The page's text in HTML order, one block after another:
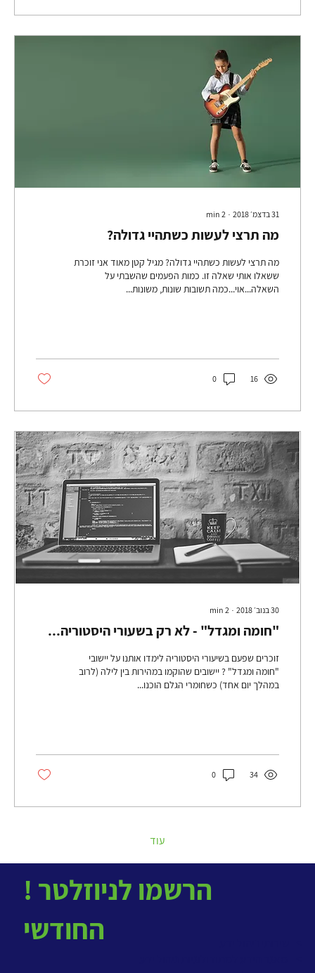
31 בדצמ׳ 2018 ∙
2
min
מה תרצי לעשות כשתהיי גדולה?
מה תרצי לעשות כשתהיי גדולה? מגיל קטן מאוד אני זוכרת
ששאלו אותי שאלה זו. כמות הפעמים שהשבתי על
השאלה...אוי...כמה תשובות שונות, משונות...
16
0
30 בנוב׳ 2018 ∙
2
min
"חומה ומגדל" - לא רק בשעורי היסטוריה...
זוכרים שפעם בשיעורי היסטוריה לימדו אותנו על יישובי
"חומה ומגדל" ? יישובים שהוקמו במהירות בין לילה (לרוב
במהלך יום אחד) כשחומרי הגלם הוכנו...
34
0
עוד
! הרשמו לניוזלטר